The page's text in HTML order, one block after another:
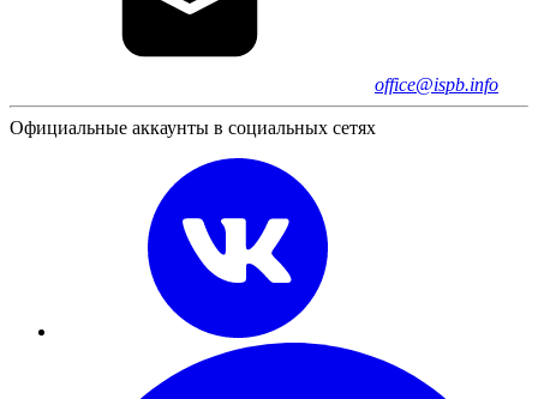
office@ispb.info
Официальные аккаунты в социальных сетях